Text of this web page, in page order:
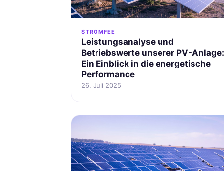
STROMFEE
Leistungsanalyse und
Betriebswerte unserer PV-Anlage:
Ein Einblick in die energetische
Performance
26. Juli 2025